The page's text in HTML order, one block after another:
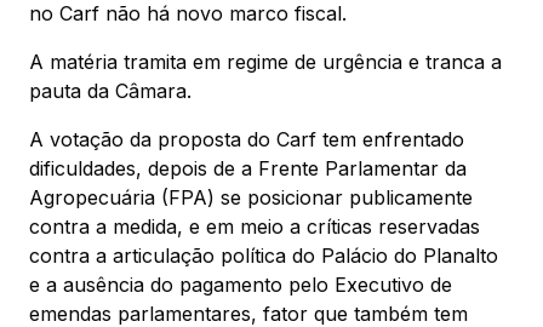
no Carf não há novo marco fiscal.
A matéria tramita em regime de urgência e tranca a
pauta da Câmara.
A votação da proposta do Carf tem enfrentado
dificuldades, depois de a Frente Parlamentar da
Agropecuária (FPA) se posicionar publicamente
contra a medida, e em meio a críticas reservadas
contra a articulação política do Palácio do Planalto
e a ausência do pagamento pelo Executivo de
emendas parlamentares, fator que também tem